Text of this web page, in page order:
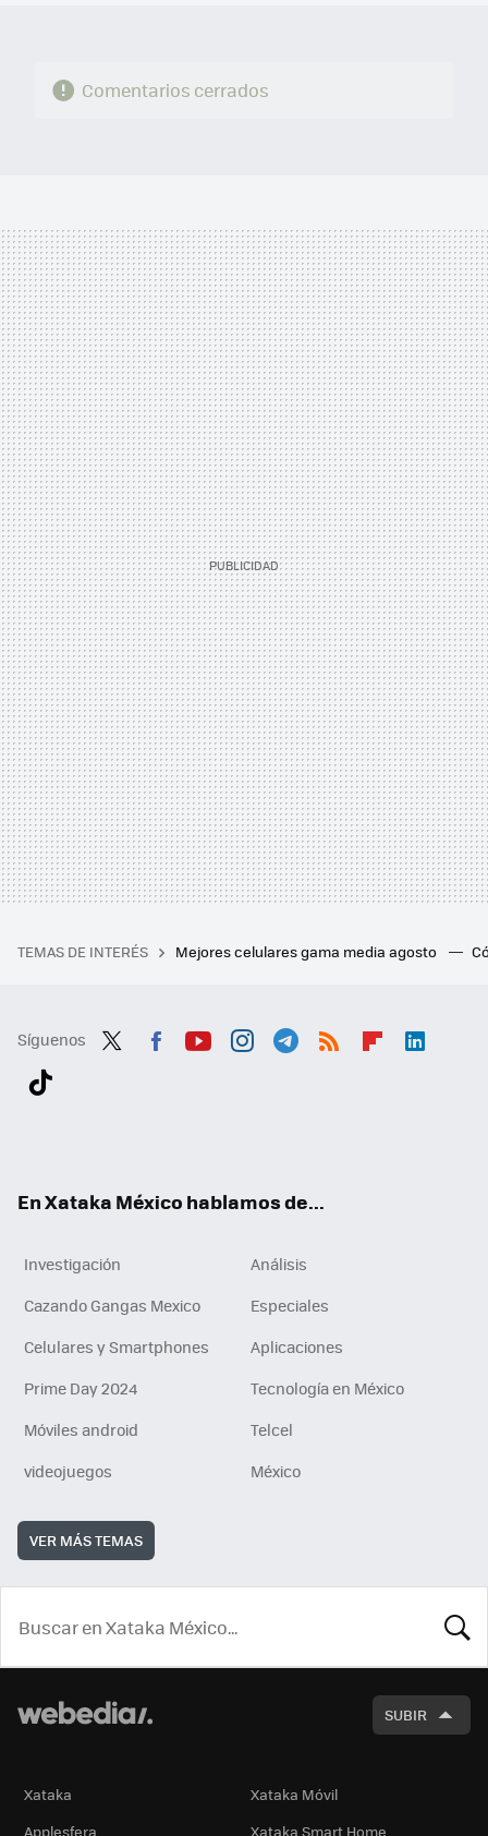
Comentarios cerrados
TEMAS DE INTERÉS Mejores celulares gama media agosto
Síguenos
En Xataka México hablamos de...
Investigación
Análisis
Cazando Gangas Mexico
Especiales
Celulares y Smartphones
Aplicaciones
Prime Day 2024
Tecnología en México
Móviles android
Telcel
videojuegos
México
VER MÁS TEMAS
SUBIR
Xataka
Xataka Móvil
Applesfera
Xataka Smart Home